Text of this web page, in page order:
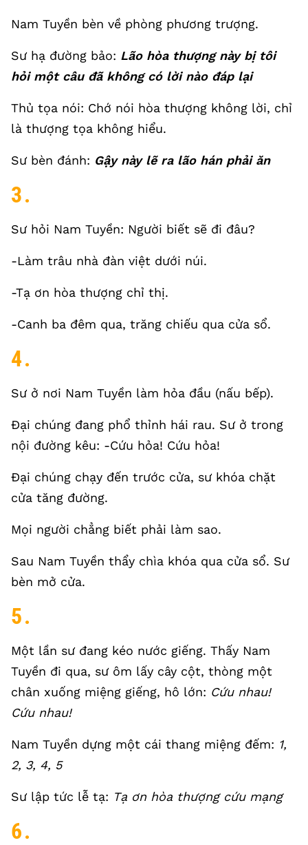
Nam Tuyền bèn về phòng phương trượng.
Sư hạ đường bảo: Lão hòa thượng này bị tôi
hỏi một câu đã không có lời nào đáp lại
Thủ tọa nói: Chớ nói hòa thượng không lời, chỉ
là thượng tọa không hiểu.
Sư bèn đánh: Gậy này lẽ ra lão hán phải ăn
3.
Sư hỏi Nam Tuyền: Người biết sẽ đi đâu?
-Làm trâu nhà đàn việt dưới núi.
-Tạ ơn hòa thượng chỉ thị.
-Canh ba đêm qua, trăng chiếu qua cửa sổ.
4.
Sư ở nơi Nam Tuyền làm hỏa đầu (nấu bếp).
Đại chúng đang phổ thỉnh hái rau. Sư ở trong
nội đường kêu: -Cứu hỏa! Cứu hỏa!
Đại chúng chạy đến trước cửa, sư khóa chặt
cửa tăng đường.
Mọi người chẳng biết phải làm sao.
Sau Nam Tuyền thẩy chìa khóa qua cửa sổ. Sư
bèn mở cửa.
5.
Một lần sư đang kéo nước giếng. Thấy Nam
Tuyền đi qua, sư ôm lấy cây cột, thòng một
chân xuống miệng giếng, hô lớn: Cứu nhau!
Cứu nhau!
Nam Tuyền dựng một cái thang miệng đếm: 1,
2, 3, 4, 5
Sư lập tức lễ tạ: Tạ ơn hòa thượng cứu mạng
6.